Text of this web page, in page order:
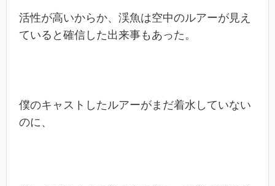
活性が高いからか、渓魚は空中のルアーが見え
ていると確信した出来事もあった。
僕のキャストしたルアーがまだ着水していない
のに、